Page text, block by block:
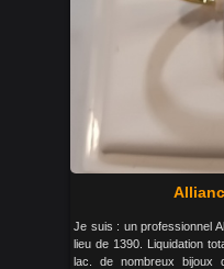
Je suis : un professionnel
lieu de 1390. Liquidation
lac. de nombreux bijoux